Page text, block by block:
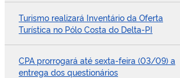
Turismo realizará Inventário da Oferta
Turística no Pólo Costa do Delta-PI
CPA prorrogará até sexta-feira (03/09) a
entrega dos questionários